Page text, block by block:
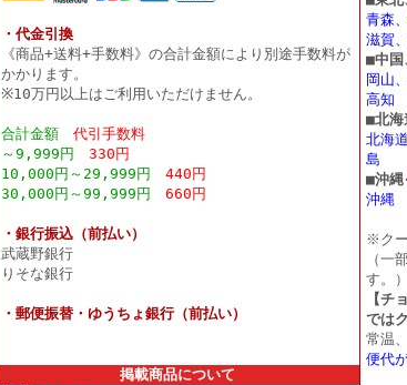
・代金引換
《商品+送料+手数料》の合計金額により別途手数料が
かかります。
※10万円以上はご利用いただけません。
合計金額
代引手数料
～9,999円
330円
10,000円～29,999円
440円
30,000円～99,999円
660円
・銀行振込（前払い）
武蔵野銀行
りそな銀行
・郵便振替・ゆうちょ銀行（前払い）
掲載商品について
青森
滋賀
■中
岡山
高知
■北
北海
島
■沖
沖縄
※ク
（一
す。）
【チ
では
常温
便代